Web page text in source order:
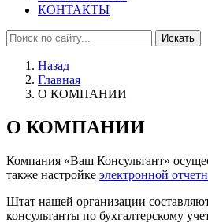
КОНТАКТЫ
Искать
Назад
Главная
О КОМПАНИИ
О КОМПАНИИ
Компания «Ваш Консультант»
также настройке электронной
Штат нашей организации
консультанты по бухгалтерскому